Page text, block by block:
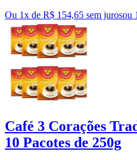
Ou 1x de R$ 154,65 sem jurosou 1
Café 3 Corações
10 Pacotes de 250g